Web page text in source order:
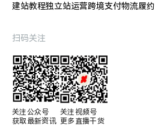
建站教程独立站运营跨境支付物流履约
扫码关注
关注公众号
获取最新资讯
关注视频号
更多直播干货